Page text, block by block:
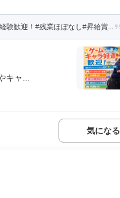
験歓迎！#残業ほぼなし#昇給賞...
ャ...
気になる